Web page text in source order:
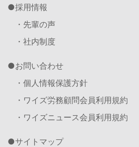
採用情報
・先輩の声
・社内制度
お問い合わせ
・個人情報保護方針
・ワイズ労務顧問会員利用規約
・ワイズニュース会員利用規約
サイトマップ